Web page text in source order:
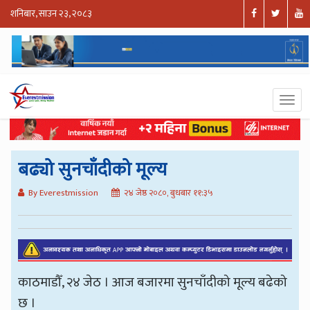
शनिबार, साउन २३, २०८३
बढ्यो सुनचाँदीको मूल्य
By Everestmission २४ जेष्ठ २०८०, बुधबार ११:३५
काठमाडौँ, २४ जेठ । आज बजारमा सुनचाँदीको मूल्य बढेको
छ ।